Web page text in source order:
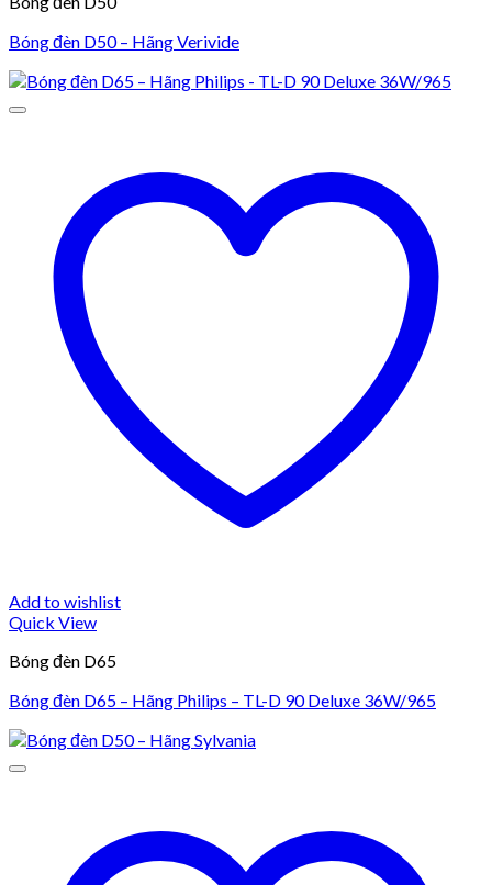
Bóng đèn D50 – Hãng Verivide
Add to wishlist
Quick View
Bóng đèn D65
Bóng đèn D65 – Hãng Philips – TL-D 90 Deluxe 36W/965